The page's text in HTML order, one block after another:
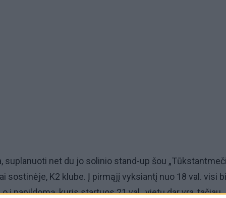
suplanuoti net du jo solinio stand-up šou
sostinėje, K2 klube. Į pirmąjį vyksiantį nuo 18 val. visi
į papildomą, kuris startuos 21 val., vietų dar yra, tačiau